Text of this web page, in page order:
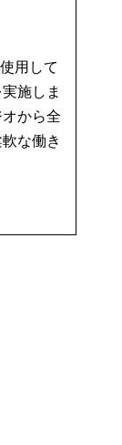
用して
施しま
から全
な働き